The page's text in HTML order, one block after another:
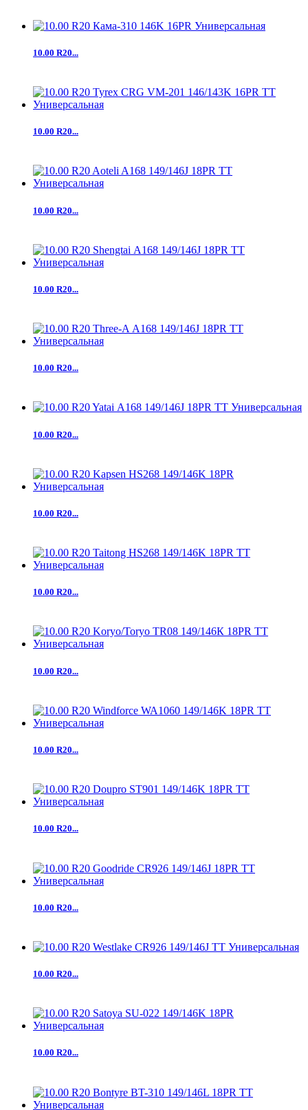
10.00 R20...
10.00 R20...
10.00 R20...
10.00 R20...
10.00 R20...
10.00 R20...
10.00 R20...
10.00 R20...
10.00 R20...
10.00 R20...
10.00 R20...
10.00 R20...
10.00 R20...
10.00 R20...